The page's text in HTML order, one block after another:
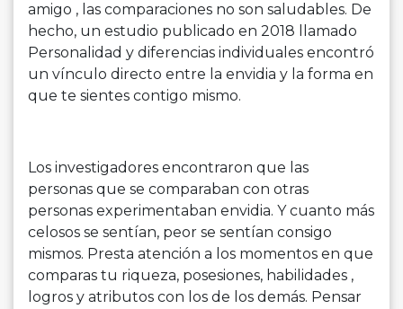
amigo , las comparaciones no son saludables. De
hecho, un estudio publicado en 2018 llamado
Personalidad y diferencias individuales encontró
un vínculo directo entre la envidia y la forma en
que te sientes contigo mismo.
Los investigadores encontraron que las
personas que se comparaban con otras
personas experimentaban envidia. Y cuanto más
celosos se sentían, peor se sentían consigo
mismos. Presta atención a los momentos en que
comparas tu riqueza, posesiones, habilidades ,
logros y atributos con los de los demás. Pensar